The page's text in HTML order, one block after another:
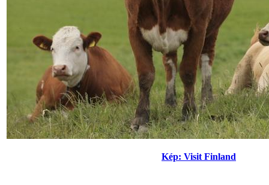
Kép: Visit Finland